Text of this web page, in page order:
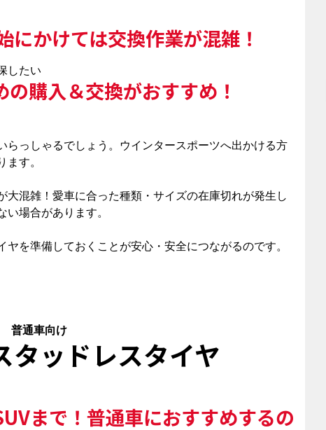
かけては交換作業が混雑！
したい
購入＆交換がおすすめ！
らっしゃるでしょう。ウインタースポーツへ出かける方
す。
大混雑！愛車に合った種類・サイズの在庫切れが発生し
場合があります。
を準備しておくことが安心・安全につながるのです。
普通車向け
タッドレスタイヤ
まで！普通車におすすめするの